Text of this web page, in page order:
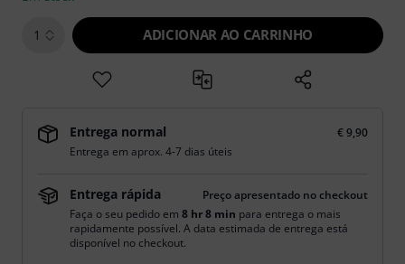
1 ADICIONAR AO CARRINHO
Entrega normal
€ 9,90
Entrega em aprox. 4-7 dias úteis
Entrega rápida
Preço apresentado no checkout
Faça o seu pedido em 8 hr 8 min para entrega o mais
rapidamente possível. A data estimada de entrega está
disponível no checkout.